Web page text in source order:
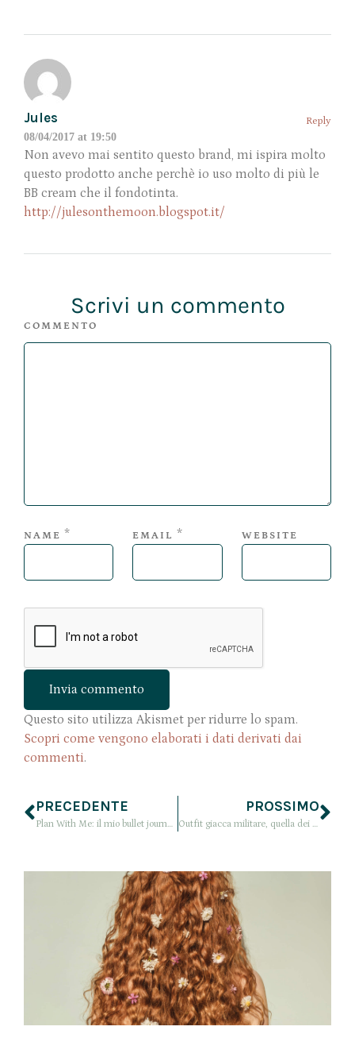
Jules
08/04/2017 at 19:50
Reply
Non avevo mai sentito questo brand, mi ispira molto
questo prodotto anche perchè io uso molto di più le
BB cream che il fondotinta.
http://julesonthemoon.blogspot.it/
Scrivi un commento
COMMENTO
NAME * EMAIL * WEBSITE
Questo sito utilizza Akismet per ridurre lo spam.
Scopri come vengono elaborati i dati derivati dai
commenti.
PRECEDENTE
Plan With Me: il mio bullet journal di aprile 2017 a tema cactus | VIDEO
PROSSIMO
Outfit giacca militare, quella dei miei sogni: dai miei quindici anni ai Ministri